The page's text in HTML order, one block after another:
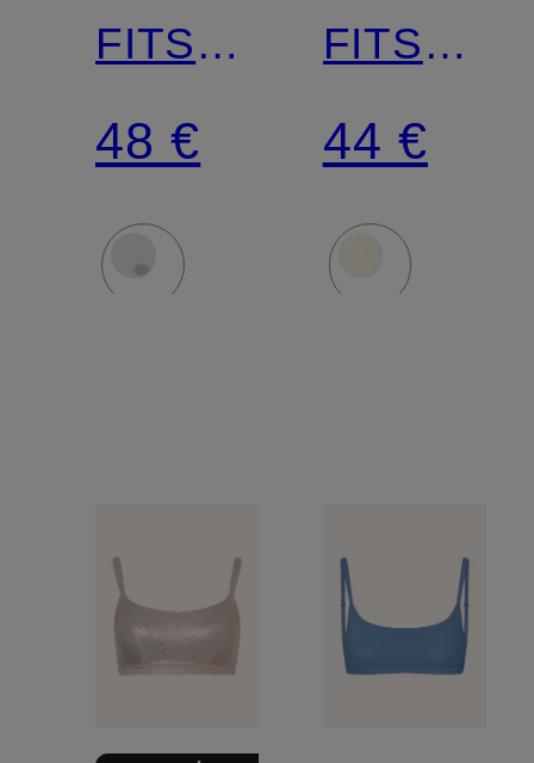
FITS
EVERYBODY
48 €
FITS
44 €